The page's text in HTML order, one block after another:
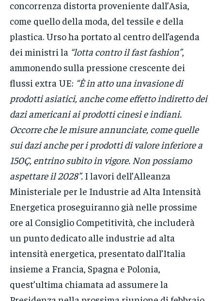
concorrenza distorta proveniente dall’Asia,
come quello della moda, del tessile e della
plastica. Urso ha portato al centro dell’agenda
dei ministri la “lotta contro il fast fashion”,
ammonendo sulla pressione crescente dei
flussi extra UE: “È in atto una invasione di
prodotti asiatici, anche come effetto indiretto dei
dazi americani ai prodotti cinesi e indiani.
Occorre che le misure annunciate, come quelle
sui dazi anche per i prodotti di valore inferiore a
150Ç, entrino subito in vigore. Non possiamo
aspettare il 2028”. I lavori dell’Alleanza
Ministeriale per le Industrie ad Alta Intensità
Energetica proseguiranno già nelle prossime
ore al Consiglio Competitività, che includerà
un punto dedicato alle industrie ad alta
intensità energetica, presentato dall’Italia
insieme a Francia, Spagna e Polonia,
quest’ultima chiamata ad assumere la